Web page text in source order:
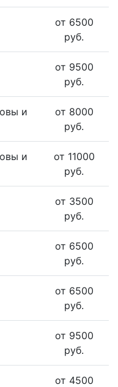
от 6500
руб.
от 9500
руб.
и
от 8000
руб.
и
от 11000
руб.
от 3500
руб.
от 6500
руб.
от 6500
руб.
от 9500
руб.
от 4500